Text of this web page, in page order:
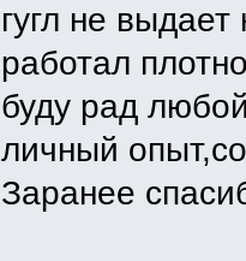
гугл не
работал
буду рад
личный
Заранее